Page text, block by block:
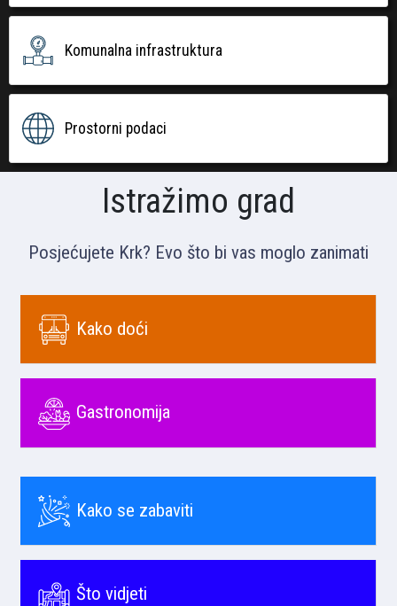
Komunalna infrastruktura
Prostorni podaci
Istražimo grad
Posjećujete Krk? Evo što bi vas moglo zanimati
Kako doći
Gastronomija
Kako se zabaviti
Što vidjeti